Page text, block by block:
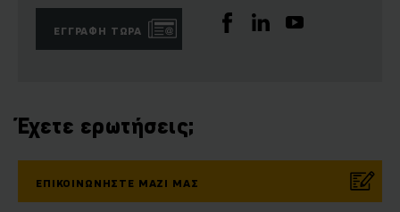
ΕΓΓΡΑΦΉ ΤΏΡΑ
Έχετε ερωτήσεις;
ΕΠΙΚΟΙΝΩΝΉΣΤΕ ΜΑΖΊ ΜΑΣ